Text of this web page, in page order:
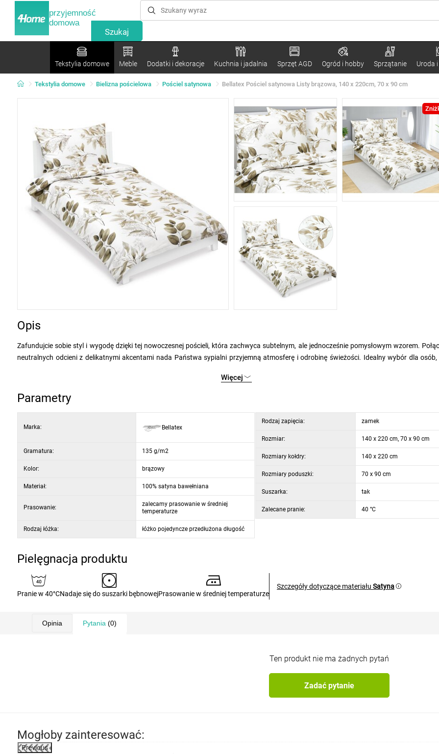
przyjemność
domowa
Tekstylia domowe Meble Dodatki i dekoracje Kuchnia i jadalnia Sprzęt AGD Ogród i hobby Sprzątanie Uroda
Tekstylia domowe Bielizna pościelowa Pościel satynowa Bellatex Pościel satynowa Listy brązowa, 140 x 220cm, 70 x 90 cm
Opis
Zafundujcie sobie styl i wygodę dzięki tej nowoczesnej pościeli, która zachwyca subtelnym, ale jednocześnie pomysłowym wzorem.
neutralnych odcieni z delikatnymi akcentami nada Państwa sypialni przyjemną atmosferę i odrobinę świeżości. Idealny wybór dla
Pościel jest identyczna z obu stron. Wzór tworzą delikatne liście w odcieniach brązu na białym tle. Wykonana jest z wysokiej jakości
która jest bardzo przyjemna w dotyku. Praktyczne zapięcie na zamek błyskawiczny ułatwia zmianę pościeli i oszczędza czas. Zalecamy
pościeli na lewej stronie.
1 x poszewka na poduszkę 70 x 90 cm
Więcej
Parametry
Marka: Bellatex
Gramatura: 135 g/m2
Kolor: brązowy
Materiał: 100% satyna bawełniana
Prasowanie:
zalecamy prasowanie w średniej
temperaturze
Rodzaj łóżka: łóżko pojedyncze przedłużona długość
Rodzaj zapięcia: zamek
Rozmiar: 140 x 220 cm, 70 x 90 cm
Rozmiary kołdry: 140 x 220 cm
Rozmiary poduszki: 70 x 90 cm
Suszarka: tak
Zalecane pranie: 40 °C
Pielęgnacja produktu
Pranie w 40°CNadaje się do suszarki bębnowejPrasowanie w średniej temperaturze
Szczegóły dotyczące materiału Satyna
Opinia Pytania (0)
Ten produkt nie ma żadnych pytań
Zadać pytanie
Mogłoby zainteresować:
Previous